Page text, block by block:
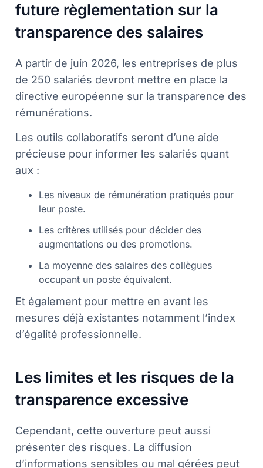
future règlementation sur la
transparence des salaires
A partir de juin 2026, les entreprises de plus
de 250 salariés devront mettre en place la
directive européenne sur la transparence des
rémunérations.
Les outils collaboratifs seront d’une aide
précieuse pour informer les salariés quant
aux :
Les niveaux de rémunération pratiqués pour
leur poste.
Les critères utilisés pour décider des
augmentations ou des promotions.
La moyenne des salaires des collègues
occupant un poste équivalent.
Et également pour mettre en avant les
mesures déjà existantes notamment l’index
d’égalité professionnelle.
Les limites et les risques de la
transparence excessive
Cependant, cette ouverture peut aussi
présenter des risques. La diffusion
d’informations sensibles ou mal gérées peut